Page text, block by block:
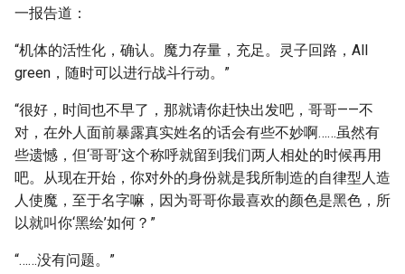
一报告道：
“机体的活性化，确认。魔力存量，充足。灵子回路，All
green，随时可以进行战斗行动。”
“很好，时间也不早了，那就请你赶快出发吧，哥哥——不
对，在外人面前暴露真实姓名的话会有些不妙啊……虽然有
些遗憾，但‘哥哥’这个称呼就留到我们两人相处的时候再用
吧。从现在开始，你对外的身份就是我所制造的自律型人造
人使魔，至于名字嘛，因为哥哥你最喜欢的颜色是黑色，所
以就叫你‘黑绘’如何？”
“……没有问题。”